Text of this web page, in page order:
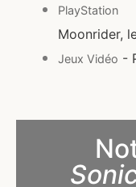
PlayStation
Moonrider,
Jeux Vidéo -